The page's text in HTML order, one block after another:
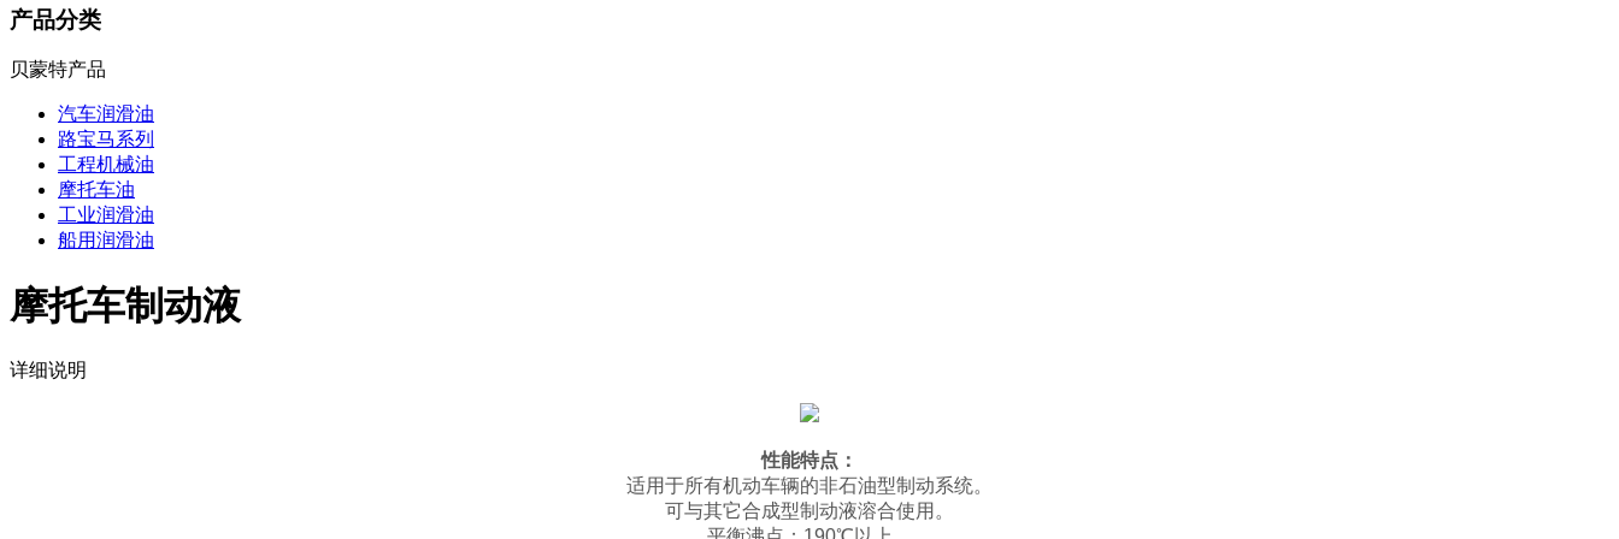
产品分类
贝蒙特产品
汽车润滑油
路宝马系列
工程机械油
摩托车油
工业润滑油
船用润滑油
摩托车制动液
详细说明
性能特点：
适用于所有机动车辆的非石油型制动系统。
可与其它合成型制动液溶合使用。